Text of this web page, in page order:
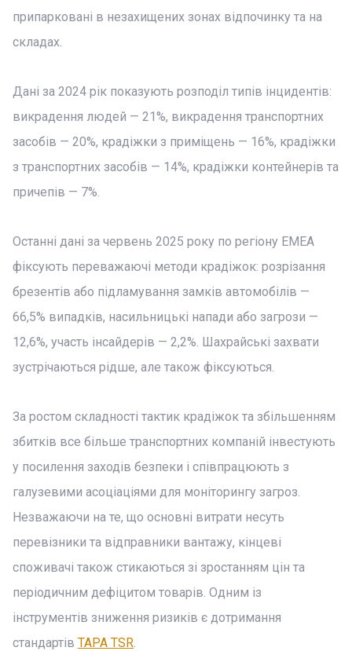
припарковані в незахищених зонах відпочинку та на
складах.
Дані за 2024 рік показують розподіл типів інцидентів:
викрадення людей — 21%, викрадення транспортних
засобів — 20%, крадіжки з приміщень — 16%, крадіжки
з транспортних засобів — 14%, крадіжки контейнерів та
причепів — 7%.
Останні дані за червень 2025 року по регіону EMEA
фіксують переважаючі методи крадіжок: розрізання
брезентів або підламування замків автомобілів —
66,5% випадків, насильницькі напади або загрози —
12,6%, участь інсайдерів — 2,2%. Шахрайські захвати
зустрічаються рідше, але також фіксуються.
За ростом складності тактик крадіжок та збільшенням
збитків все більше транспортних компаній інвестують
у посилення заходів безпеки і співпрацюють з
галузевими асоціаціями для моніторингу загроз.
Незважаючи на те, що основні витрати несуть
перевізники та відправники вантажу, кінцеві
споживачі також стикаються зі зростанням цін та
періодичним дефіцитом товарів. Одним із
інструментів зниження ризиків є дотримання
стандартів TAPA TSR.